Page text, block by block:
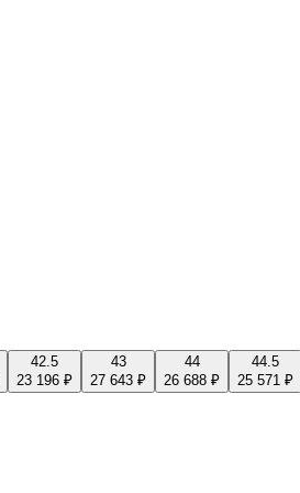
42.5
23 196 ₽
43
27 643 ₽
44
26 688 ₽
44.5
25 571 ₽